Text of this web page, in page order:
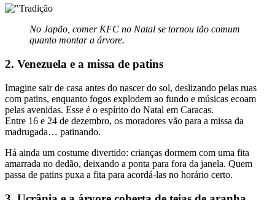
No Japão, comer KFC no Natal se tornou tão comum
quanto montar a árvore.
2. Venezuela e a missa de patins
Imagine sair de casa antes do nascer do sol, deslizando pelas ruas
com patins, enquanto fogos explodem ao fundo e músicas ecoam
pelas avenidas. Esse é o espírito do Natal em Caracas.
Entre 16 e 24 de dezembro, os moradores vão para a missa da
madrugada… patinando.
Há ainda um costume divertido: crianças dormem com uma fita
amarrada no dedão, deixando a ponta para fora da janela. Quem
passa de patins puxa a fita para acordá-las no horário certo.